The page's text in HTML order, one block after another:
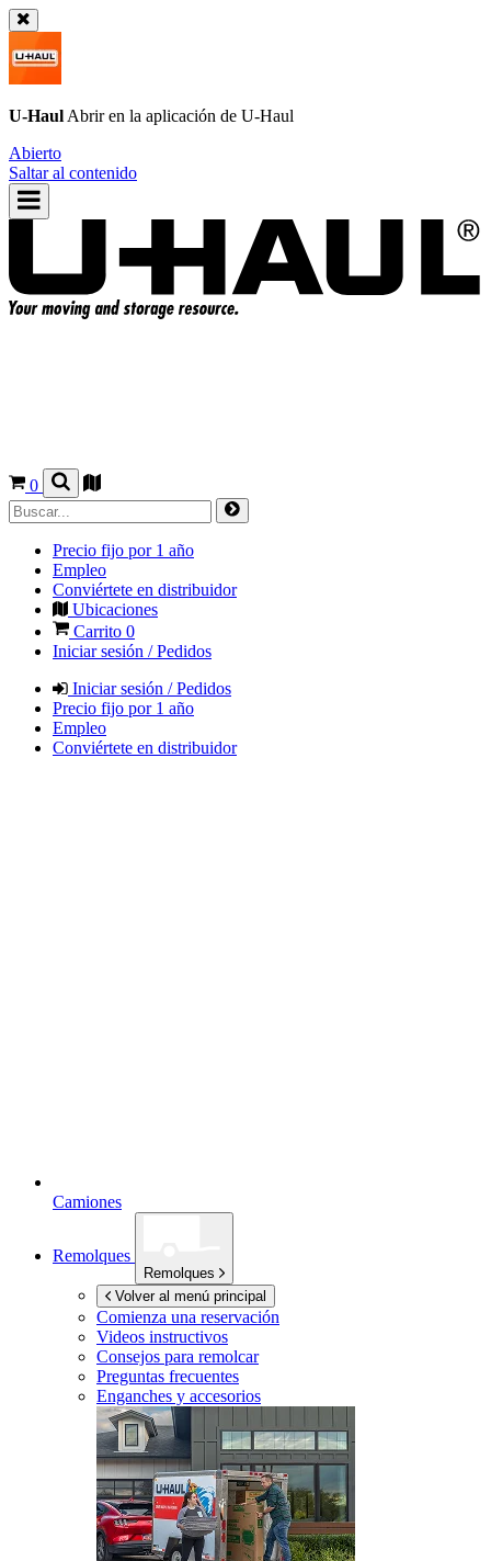
U-Haul Abrir en la aplicación de U-Haul
Abierto
Saltar al contenido
0
Precio fijo por 1 año
Empleo
Conviértete en distribuidor
Ubicaciones
Carrito 0
Iniciar sesión / Pedidos
Iniciar sesión / Pedidos
Precio fijo por 1 año
Empleo
Conviértete en distribuidor
Camiones
Remolques
Remolques
Volver al menú principal
Comienza una reservación
Videos instructivos
Consejos para remolcar
Preguntas frecuentes
Enganches y accesorios